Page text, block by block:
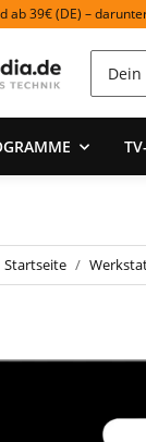
ab 39€ (DE) –
Startseite